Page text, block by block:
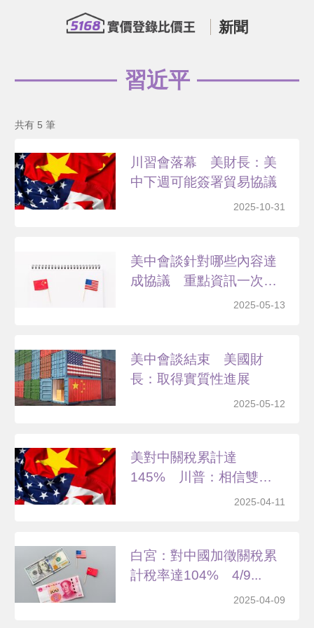
新聞
習近平
共有 5 筆
川習會落幕 美財長：美
中下週可能簽署貿易協議
2025-10-31
美中會談針對哪些內容達
成協議 重點資訊一次掌
2025-05-13
美中會談結束 美國財
長：取得實質性進展
2025-05-12
美對中關稅累計達
145% 川普：相信雙方
2025-04-11
白宮：對中國加徵關稅累
計稅率達104% 4/9...
2025-04-09